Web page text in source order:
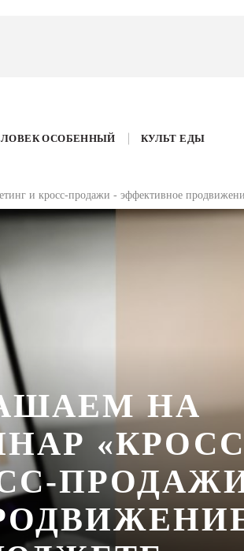
ОСОБЕННЫЙ КУЛЬТ ЕДЫ
и кросс-продажи - эффективное
НА